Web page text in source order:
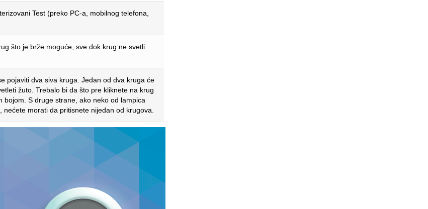
Test (preko PC-a, mobilnog telefona,
što je brže moguće, sve dok krug ne svetli
pojaviti dva siva kruga. Jedan od dva kruga će
žuto. Trebalo bi da što pre kliknete na krug
bojom. S druge strane, ako neko od lampica
nećete morati da pritisnete nijedan od krugova.